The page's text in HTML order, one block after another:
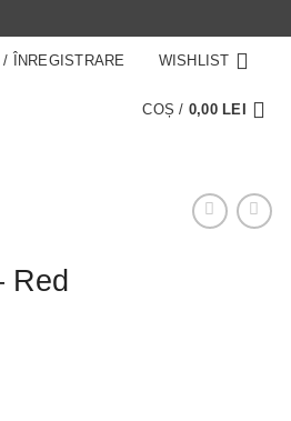
ÎNREGISTRARE WISHLIST
COȘ / 0,00 LEI
Red